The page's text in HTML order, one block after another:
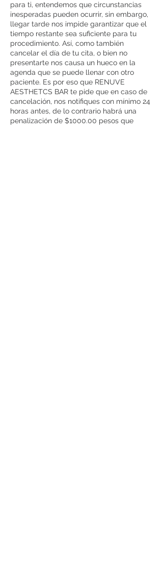
para ti, entendemos que circunstancias
inesperadas pueden ocurrir, sin embargo,
llegar tarde nos impide garantizar que el
tiempo restante sea suficiente para tu
procedimiento. Así, como también
cancelar el día de tu cita, o bien no
presentarte nos causa un hueco en la
agenda que se puede llenar con otro
paciente. Es por eso que RENUVE
AESTHETCS BAR te pide que en caso de
cancelación, nos notifiques con mínimo 24
horas antes, de lo contrario habrá una
penalización de $1000.00 pesos que